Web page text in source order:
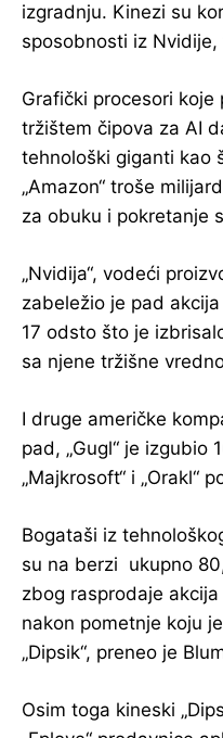
izgradnju. Kinezi su
sposobnosti iz
Grafički procesori
tržištem čipova za AI
tehnološki giganti kao
„Amazon“ troše
za obuku i pokretanje
„Nvidija“, vodeći
zabeležio je pad
17 odsto što je
sa njene tržišne
I druge američke
pad, „Gugl“ je izgubio
„Majkrosoft“ i „Orakl“
Bogataši iz
su na berzi ukupno
zbog rasprodaje
nakon pometnje koju
„Dipsik“, preneo je
Osim toga kineski